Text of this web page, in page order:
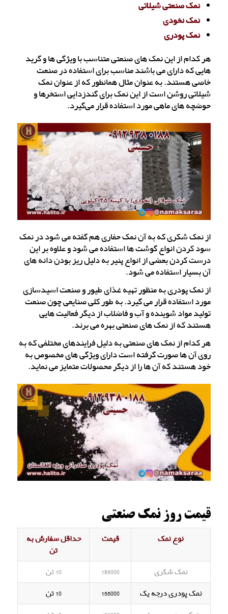
نمک صنعتی شیلاتی
نمک نخودی
نمک پودری
هر کدام از این نمک های صنعتی متناسب با ویژگی ها و گرید
هایی که دارای می باشند مناسب برای استفاده در صنعت
خاصی هستند. به عنوان مثال همانطور که از عنوان نمک
شیلاتی روشن است از این نمک برای گندزدایی استخرها و
حوضچه های ماهی مورد استفاده قرار می‌گیرد.
از نمک شکری که به آن نمک حفاری هم گفته می شود در نمک
سود کردن انواع گوشت ها استفاده می شود و علاوه بر این
درست کردن بعضی از انواع پنیر به دلیل ریز بودن دانه های
آن بسیار استفاده می شود.
از نمک پودری به منظور تهیه غذای طیور و صنعت اسیدسازی
مورد استفاده قرار می گیرد. به طور کلی صنایعی چون صنعت
تولید مواد شوینده و آب و فاضلاب از دیگر فعالیت هایی
هستند که از نمک های صنعتی بهره می برند.
هر کدام از نمک های صنعتی به دلیل فرایندهای مختلفی که به
روی آن ها صورت گرفته است دارای ویژگی های مخصوص به
خود هستند که آن ها را از دیگر محصولات متمایز می نماید.
قیمت روز نمک صنعتی
نوع نمک قیمت
حداقل سفارش به
تن
نمک شکری
185000
10 تن
نمک پودری درجه یک
155000
10 تن